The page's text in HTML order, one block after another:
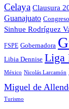
Celaya Clausura
Guanajuato
Sinhue Rodríguez
FSPE Gobernadora
Libia Dennise Liga
México Nicolás Larcamón
Miguel de
Turismo